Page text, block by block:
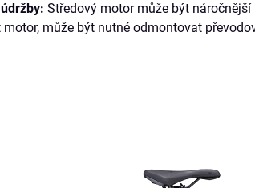
Středový motor může být
může být nutné odmontovat